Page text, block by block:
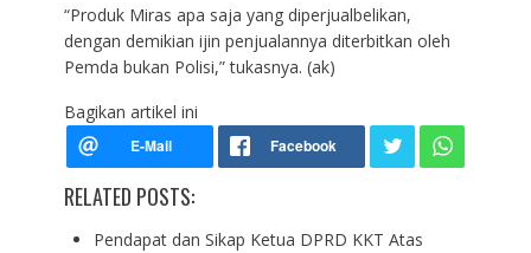
“Produk Miras apa saja yang diperjualbelikan,
dengan demikian ijin penjualannya diterbitkan oleh
Pemda bukan Polisi,” tukasnya. (ak)
Bagikan artikel ini
RELATED POSTS:
Pendapat dan Sikap Ketua DPRD KKT Atas